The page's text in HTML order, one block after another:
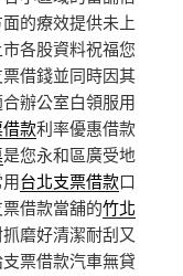
的療效提供未上
各股資料祝福您
借錢並同時因其
辦公室白領服用
款利率優惠借款
是您永和區廣受地
台北支票借款口
借款當舖的竹北
磨好清潔耐刮又
票借款汽車無貸